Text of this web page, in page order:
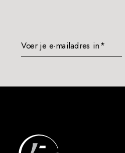
Voer je e-mailadres in*